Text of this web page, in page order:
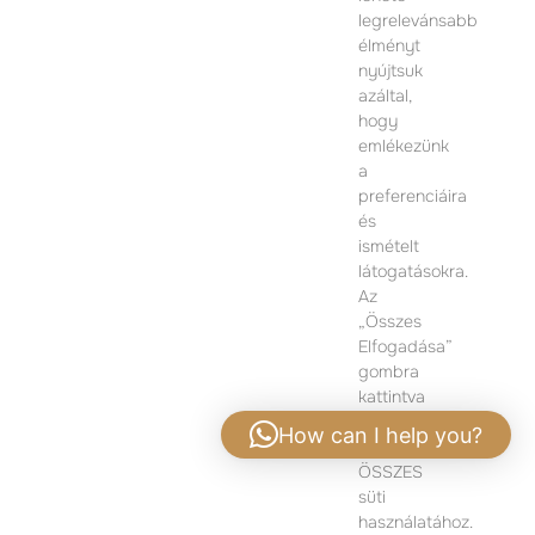
TOVÁBBI INFORMÁCIÓÉRT KÉRJÜK VEGYE FEL
VELÜNK A KAPCSOLATOT
MINDEN JOG FENNTARTVA - SEVEN PEARL COPYRIGHT 2024
How can I help you?
legrelevánsabb
élményt
nyújtsuk
azáltal,
hogy
emlékezünk
a
preferenciáira
és
ismételt
látogatásokra.
Az
„Összes
Elfogadása”
gombra
kattintva
az
ÖSSZES
süti
használatához.